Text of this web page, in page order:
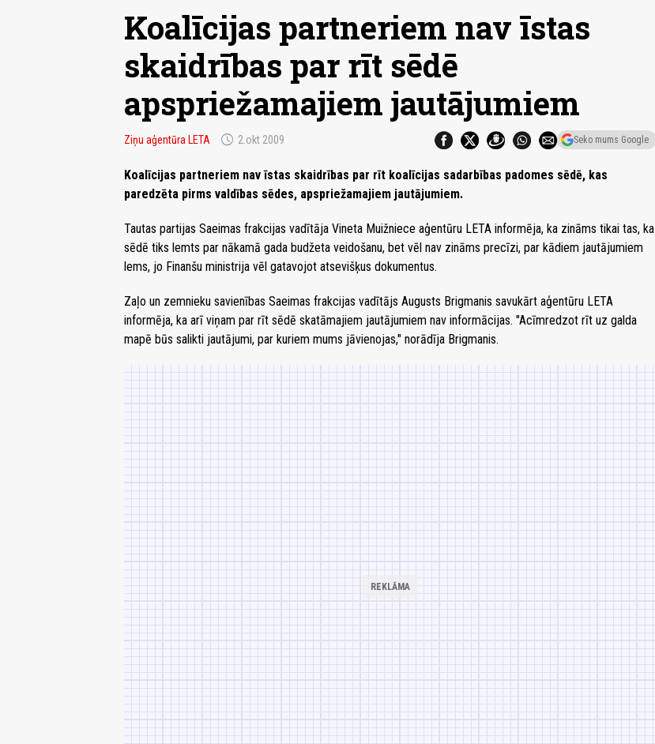
Koalīcijas partneriem nav īstas
skaidrības par rīt sēdē
apspriežamajiem jautājumiem
Ziņu aģentūra LETA schedule 2.okt 2009 Seko mums Google
Koalīcijas partneriem nav īstas skaidrības par rīt koalīcijas sadarbības padomes sēdē, kas
paredzēta pirms valdības sēdes, apspriežamajiem jautājumiem.
Tautas partijas Saeimas frakcijas vadītāja Vineta Muižniece aģentūru LETA informēja, ka zināms tikai tas, ka
sēdē tiks lemts par nākamā gada budžeta veidošanu, bet vēl nav zināms precīzi, par kādiem jautājumiem
lems, jo Finanšu ministrija vēl gatavojot atsevišķus dokumentus.
Zaļo un zemnieku savienības Saeimas frakcijas vadītājs Augusts Brigmanis savukārt aģentūru LETA
informēja, ka arī viņam par rīt sēdē skatāmajiem jautājumiem nav informācijas. "Acīmredzot rīt uz galda
mapē būs salikti jautājumi, par kuriem mums jāvienojas," norādīja Brigmanis.